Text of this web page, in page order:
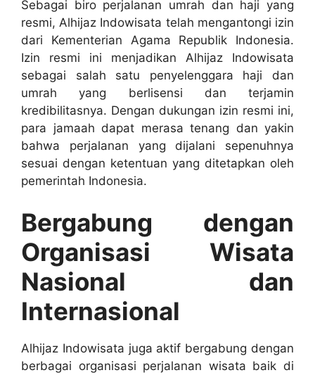
Sebagai biro perjalanan umrah dan haji yang
resmi, Alhijaz Indowisata telah mengantongi izin
dari Kementerian Agama Republik Indonesia.
Izin resmi ini menjadikan Alhijaz Indowisata
sebagai salah satu penyelenggara haji dan
umrah yang berlisensi dan terjamin
kredibilitasnya. Dengan dukungan izin resmi ini,
para jamaah dapat merasa tenang dan yakin
bahwa perjalanan yang dijalani sepenuhnya
sesuai dengan ketentuan yang ditetapkan oleh
pemerintah Indonesia.
Bergabung dengan
Organisasi Wisata
Nasional dan
Internasional
Alhijaz Indowisata juga aktif bergabung dengan
berbagai organisasi perjalanan wisata baik di